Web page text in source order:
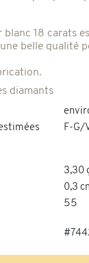
blanc 18 carats
belle qualité
diamants
F-G/
3,30
0,3
55